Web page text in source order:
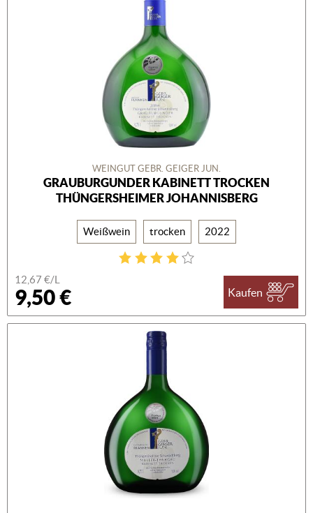
WEINGUT GEBR. GEIGER JUN.
GRAUBURGUNDER KABINETT TROCKEN
THÜNGERSHEIMER JOHANNISBERG
Weißwein trocken 2022
12,67 €/L
9,50 € Kaufen